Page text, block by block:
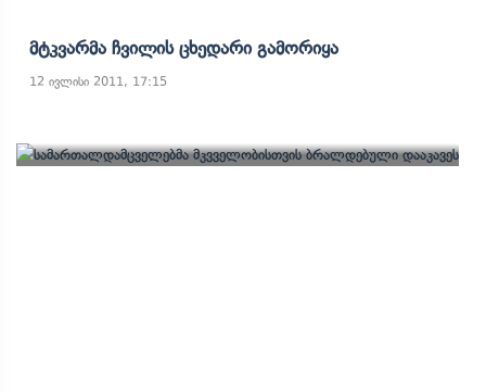
Მტკვარმა Ჩვილის Ცხედარი Გამორიყა
12 ივლისი 2011, 17:15